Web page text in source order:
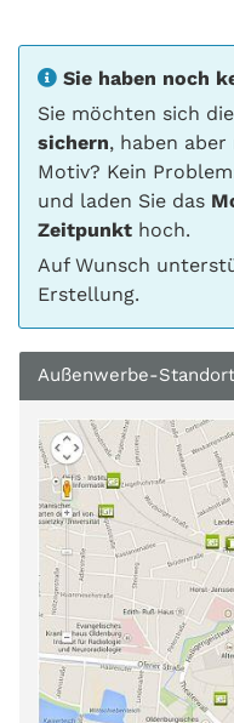
Sie haben noch
Sie möchten sich
sichern, haben
Motiv? Kein
und laden Sie das
Zeitpunkt hoch.
Auf Wunsch
Erstellung.
Außenwerbe-